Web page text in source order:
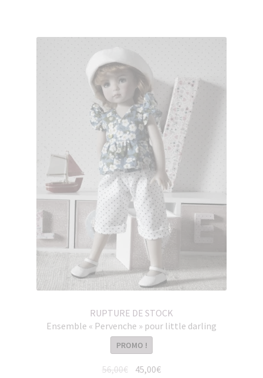
RUPTURE DE STOCK
Ensemble « Pervenche » pour little darling
PROMO !
56,00€ Le45,00€Le